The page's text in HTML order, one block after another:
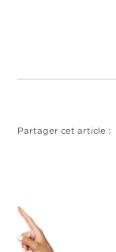
Partager cet article :